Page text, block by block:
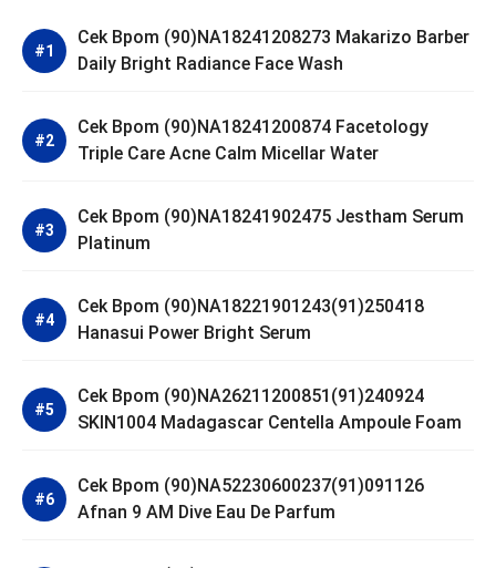
Cek Bpom (90)NA18241208273 Makarizo Barber
Daily Bright Radiance Face Wash
Cek Bpom (90)NA18241200874 Facetology
Triple Care Acne Calm Micellar Water
Cek Bpom (90)NA18241902475 Jestham Serum
Platinum
Cek Bpom (90)NA18221901243(91)250418
Hanasui Power Bright Serum
Cek Bpom (90)NA26211200851(91)240924
SKIN1004 Madagascar Centella Ampoule Foam
Cek Bpom (90)NA52230600237(91)091126
Afnan 9 AM Dive Eau De Parfum